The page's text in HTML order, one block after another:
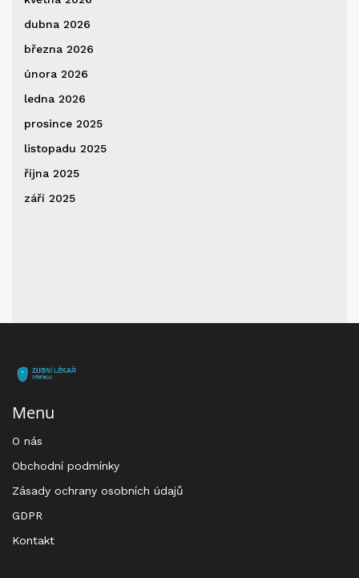
dubna 2026
března 2026
února 2026
ledna 2026
prosince 2025
listopadu 2025
října 2025
září 2025
Menu
O nás
Obchodní podmínky
Zásady ochrany osobních údajů
GDPR
Kontakt